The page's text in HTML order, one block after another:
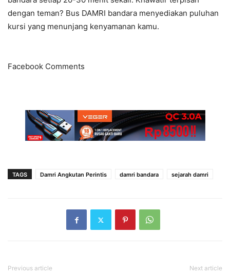
dengan teman? Bus DAMRI bandara menyediakan puluhan
kursi yang menunjang kenyamanan kamu.
Facebook Comments
TAGS Damri Angkutan Perintis damri bandara sejarah damri
Previous article Next article